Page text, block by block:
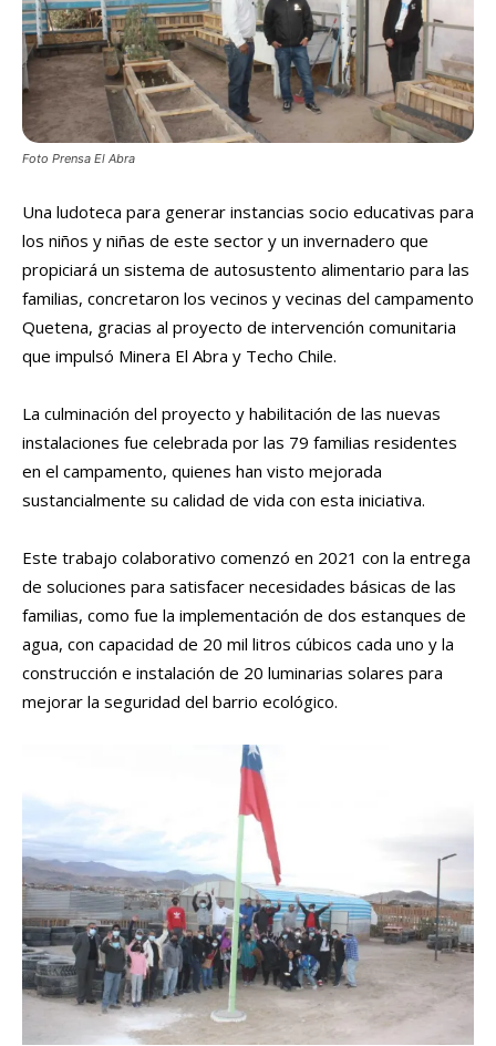
Foto Prensa El Abra
Una ludoteca para generar instancias socio educativas para
los niños y niñas de este sector y un invernadero que
propiciará un sistema de autosustento alimentario para las
familias, concretaron los vecinos y vecinas del campamento
Quetena, gracias al proyecto de intervención comunitaria
que impulsó Minera El Abra y Techo Chile.
La culminación del proyecto y habilitación de las nuevas
instalaciones fue celebrada por las 79 familias residentes
en el campamento, quienes han visto mejorada
sustancialmente su calidad de vida con esta iniciativa.
Este trabajo colaborativo comenzó en 2021 con la entrega
de soluciones para satisfacer necesidades básicas de las
familias, como fue la implementación de dos estanques de
agua, con capacidad de 20 mil litros cúbicos cada uno y la
construcción e instalación de 20 luminarias solares para
mejorar la seguridad del barrio ecológico.